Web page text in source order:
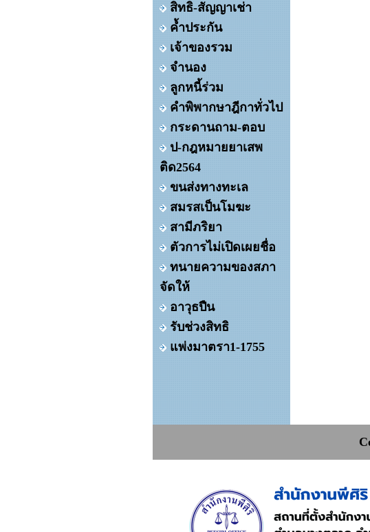
สิทธิ-สัญญาเช่า
ค้ำประกัน
เจ้าของรวม
จำนอง
ลูกหนี้ร่วม
คำพิพากษาฎีกาทั่วไป
กระดานถาม-ตอบ
ป-กฎหมายยาเสพ
ติด2564
ขนส่งทางทะเล
สมรสเป็นโมฆะ
สามีภริยา
ตัวการไม่เปิดเผยชื่อ
ทนายความของสภา
จัดให้
อาวุธปืน
รับช่วงสิทธิ
แพ่งมาตรา1-1755